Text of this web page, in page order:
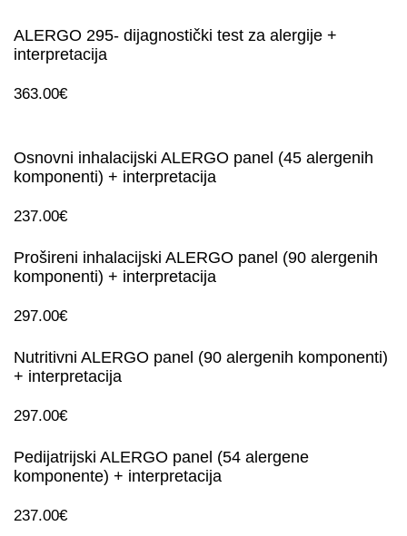
ALERGO 295- dijagnostički test za alergije +
interpretacija
363.00€
Osnovni inhalacijski ALERGO panel (45 alergenih
komponenti) + interpretacija
237.00€
Prošireni inhalacijski ALERGO panel (90 alergenih
komponenti) + interpretacija
297.00€
Nutritivni ALERGO panel (90 alergenih komponenti)
+ interpretacija
297.00€
Pedijatrijski ALERGO panel (54 alergene
komponente) + interpretacija
237.00€